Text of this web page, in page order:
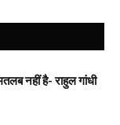
नहीं है- राहुल गांधी